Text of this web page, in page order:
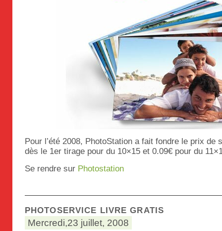
Pour l’été 2008, PhotoStation a fait fondre le prix de
dès le 1er tirage pour du 10×15 et 0.09€ pour du
Se rendre sur Photostation
PHOTOSERVICE LIVRE GRATIS
Mercredi,23 juillet, 2008